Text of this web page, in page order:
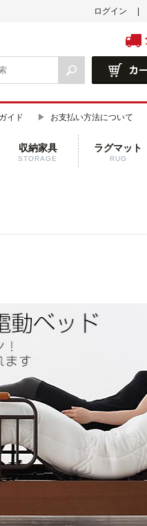
ログイン
イド お支払い方法について
収納家具
STORAGE
ラグマット
RUG